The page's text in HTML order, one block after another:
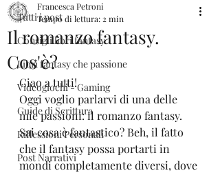
Tutti i post
Consigli libri fantasy
Libri fantasy che passione
Videogiochi - Gaming
Guide di Scrittura
Riflessioni Personali
Post Narrativi
Il romanzo fantasy.
Cos'è?
Francesca Petroni
Tempo di lettura: 2 min
Ciao a tutti!
Oggi voglio parlarvi di una delle
mie passioni: il romanzo fantasy.
Sai cosa è fantastico? Beh, il fatto
che il fantasy possa portarti in
mondi completamente diversi, dove